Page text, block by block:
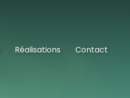
Réalisations Contact